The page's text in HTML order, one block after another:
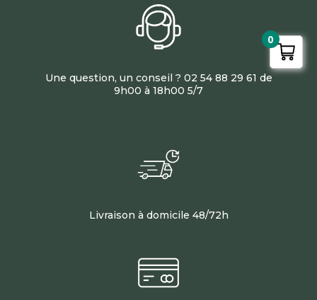
Une question, un conseil ? 02 54 88 29 61 de
9h00 à 18h00 5/7
Livraison à domicile 48/72h
0